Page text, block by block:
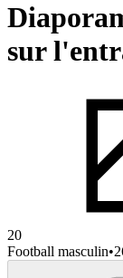
sur
20
Football masculin•